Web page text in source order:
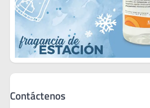
Contáctenos